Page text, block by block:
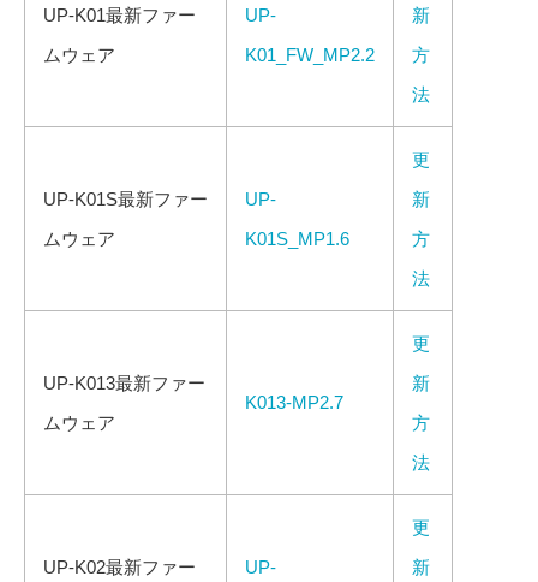
UP-K01最新ファー
ムウェア
UP-
K01_FW_MP2.2
新
方
法
UP-K01S最新ファー
ムウェア
UP-
K01S_MP1.6
更
新
方
法
UP-K013最新ファー
ムウェア
K013-MP2.7
更
新
方
法
UP-K02最新ファー UP-
更
新